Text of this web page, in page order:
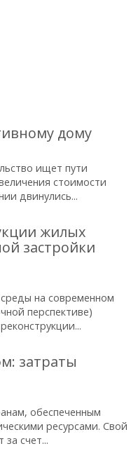
дому
ищет пути
стоимости
двинулись...
жилых
застройки
на современном
перспективе)
затраты
обеспеченным
ресурсами. Свой
счет...